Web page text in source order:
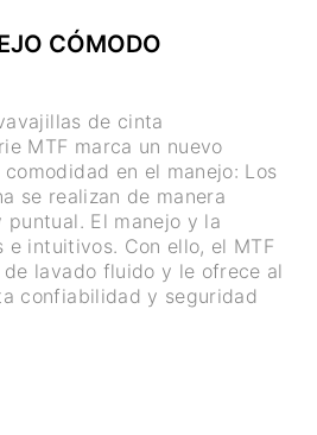
CÓMODO
de cinta
MTF marca un nuevo
en el manejo: Los
se realizan de manera
puntual. El manejo y la
e intuitivos. Con ello, el MTF
lavado fluido y le ofrece al
confiabilidad y seguridad